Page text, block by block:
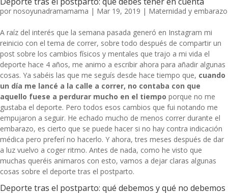
por nosoyunadramamama | Mar 19, 2019 | Maternidad y embarazo
A raíz del interés que la semana pasada generó en Instagram mi
reinicio con el tema de correr, sobre todo después de compartir un
post sobre los cambios físicos y mentales que trajo a mi vida el
deporte hace 4 años, me animo a escribir ahora para añadir algunas
cosas. Ya sabéis las que me seguís desde hace tiempo que, cuando
un día me lancé a la calle a correr, no contaba con que
aquello fuese a perdurar mucho en el tiempo porque no me
gustaba el deporte. Pero todos esos cambios que fui notando me
empujaron a seguir. He echado mucho de menos correr durante el
embarazo, es cierto que se puede hacer si no hay contra indicación
médica pero preferí no hacerlo. Y ahora, tres meses después de dar
a luz vuelvo a coger ritmo. Antes de nada, como he visto que
muchas queréis animaros con esto, vamos a dejar claras algunas
cosas sobre el deporte tras el postparto.
Deporte tras el postparto: qué debemos y qué no debemos